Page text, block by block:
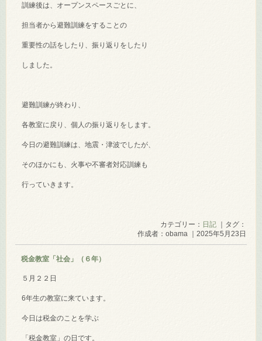
訓練後は、オープンスペースごとに、
担当者から避難訓練をすることの
重要性の話をしたり、振り返りをしたり
しました。
避難訓練が終わり、
各教室に戻り、個人の振り返りをします。
今日の避難訓練は、地震・津波でしたが、
そのほかにも、火事や不審者対応訓練も
行っていきます。
カテゴリー： 日記｜タグ：
作成者：obama ｜2025年5月23日
税金教室「社会」（６年）
５月２２日
6年生の教室に来ています。
今日は税金のことを学ぶ
「税金教室」の日です。